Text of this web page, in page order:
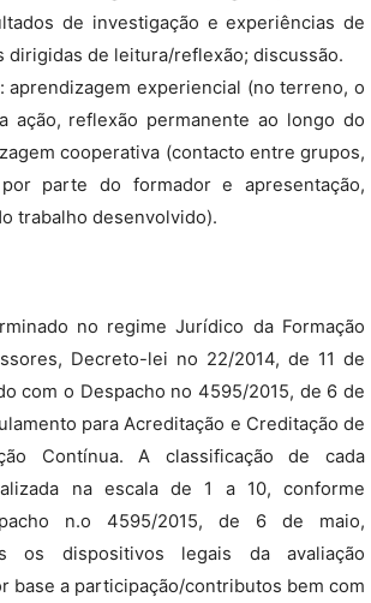
de investigação e experiências de
dirigidas de leitura/reflexão; discussão.
aprendizagem experiencial (no terreno, o
ação, reflexão permanente ao longo do
cooperativa (contacto entre grupos,
por parte do formador e apresentação,
trabalho desenvolvido).
no regime Jurídico da Formação
Decreto-lei no 22/2014, de 11 de
com o Despacho no 4595/2015, de 6 de
para Acreditação e Creditação de
Contínua. A classificação de cada
na escala de 1 a 10, conforme
n.o 4595/2015, de 6 de maio,
os dispositivos legais da avaliação
base a participação/contributos bem com